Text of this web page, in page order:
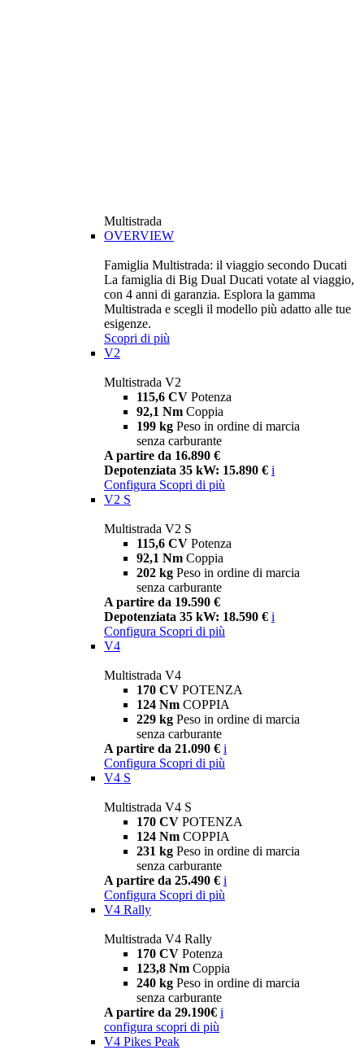
Multistrada
OVERVIEW
Famiglia Multistrada: il viaggio secondo Ducati
La famiglia di Big Dual Ducati votate al viaggio,
con 4 anni di garanzia. Esplora la gamma
Multistrada e scegli il modello più adatto alle tue
esigenze.
Scopri di più
V2
Multistrada V2
115,6 CV Potenza
92,1 Nm Coppia
199 kg Peso in ordine di marcia
senza carburante
A partire da 16.890 €
Depotenziata 35 kW: 15.890 € i
Configura Scopri di più
V2 S
Multistrada V2 S
115,6 CV Potenza
92,1 Nm Coppia
202 kg Peso in ordine di marcia
senza carburante
A partire da 19.590 €
Depotenziata 35 kW: 18.590 € i
Configura Scopri di più
V4
Multistrada V4
170 CV POTENZA
124 Nm COPPIA
229 kg Peso in ordine di marcia
senza carburante
A partire da 21.090 € i
Configura Scopri di più
V4 S
Multistrada V4 S
170 CV POTENZA
124 Nm COPPIA
231 kg Peso in ordine di marcia
senza carburante
A partire da 25.490 € i
Configura Scopri di più
V4 Rally
Multistrada V4 Rally
170 CV Potenza
123,8 Nm Coppia
240 kg Peso in ordine di marcia
senza carburante
A partire da 29.190€ i
configura scopri di più
V4 Pikes Peak